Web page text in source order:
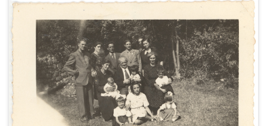
altre due sono le figlie di Maria del
precedente matrimonio: Mercedes e
Isabel Bayes Cairet, originarie della
Catalogna.
Si presume che la fotografia sia stata
scattata in Argentina verso il 1922, ma
non ci è dato sapere nulla di preciso.